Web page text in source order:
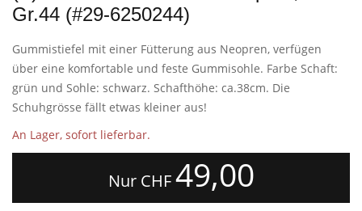
Gr.44 (#29-6250244)
Gummistiefel mit einer Fütterung aus Neopren, verfügen
über eine komfortable und feste Gummisohle. Farbe Schaft:
grün und Sohle: schwarz. Schafthöhe: ca.38cm. Die
Schuhgrösse fällt etwas kleiner aus!
An Lager, sofort lieferbar.
Nur CHF49,00